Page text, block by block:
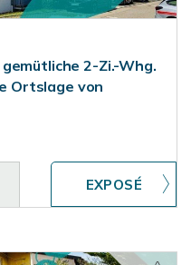
2-Zi.-Whg.
Ortslage von